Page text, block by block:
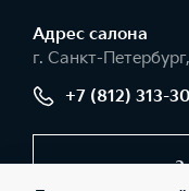
Адрес салонa
г. Санкт-
+7 (812) 313-